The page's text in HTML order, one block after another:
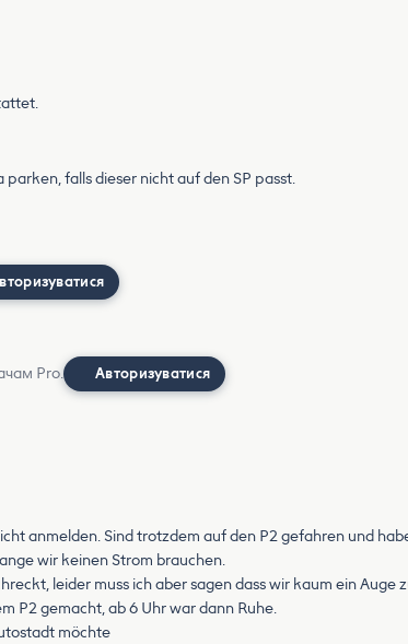
falls dieser nicht auf den SP passt.
Pro. Авторизуватися
anmelden. Sind trotzdem auf den P2 gefahren und
wir keinen Strom brauchen.
leider muss ich aber sagen dass wir kaum ein Auge
P2 gemacht, ab 6 Uhr war dann Ruhe.
möchte